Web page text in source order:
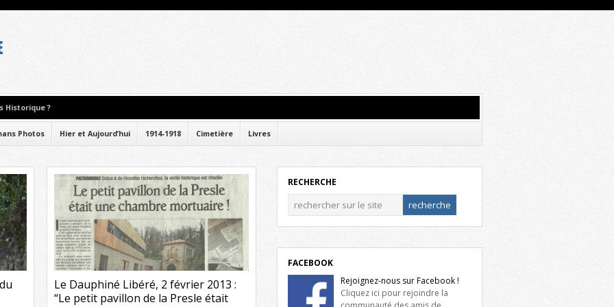
Historique ?
Photos Hier et Aujourd’hui 1914-1918 Cimetière Livres
Le Dauphiné Libéré, 2 février 2013 :
“Le petit pavillon de la Presle était
RECHERCHE
FACEBOOK
Rejoignez-nous sur Facebook !
Cliquez ici pour rejoindre la